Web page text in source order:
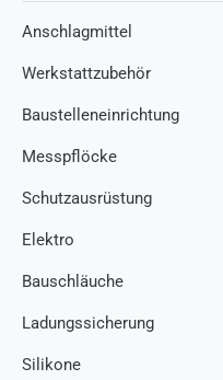
Anschlagmittel
Werkstattzubehör
Baustelleneinrichtung
Messpflöcke
Schutzausrüstung
Elektro
Bauschläuche
Ladungssicherung
Silikone